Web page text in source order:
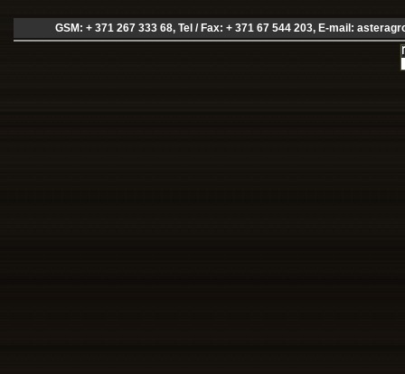
GSM: + 371 267 333 68, Tel / Fax: + 371 67 544 203, E-mail: